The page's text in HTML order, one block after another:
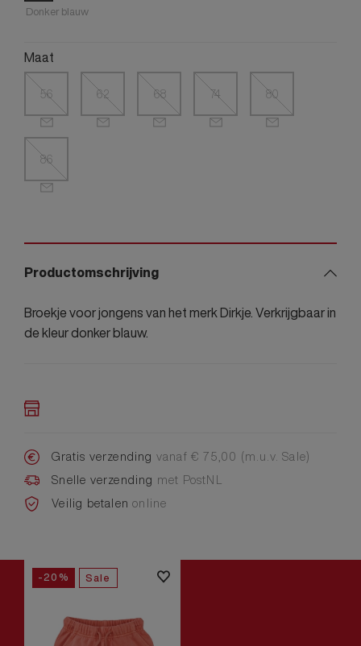
Donker blauw
Maat
56 62 68 74 80
86
Productomschrijving
Broekje voor jongens van het merk Dirkje. Verkrijgbaar in
de kleur donker blauw.
Gratis verzending vanaf € 75,00 (m.u.v. Sale)
Snelle verzending met PostNL
Veilig betalenonline
-20% Sale